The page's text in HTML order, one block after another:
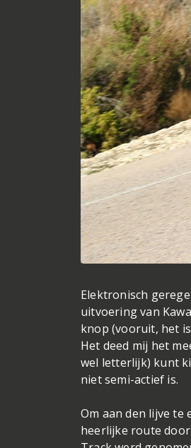
Elektronisch
uitvoering van
knop (vooruit, het
Het deed mij het
wel letterlijk) kunt
niet semi-actief is.
Om aan den lijve te
heerlijke route